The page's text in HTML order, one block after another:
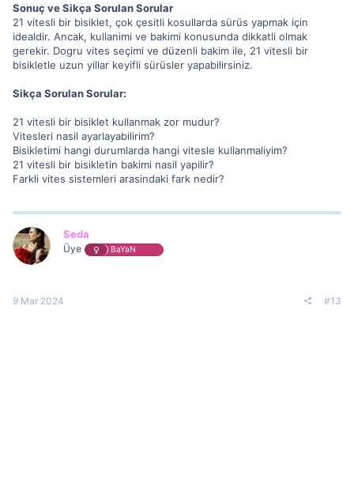
Sonuç ve Sikça Sorulan Sorular
21 vitesli bir bisiklet, çok çesitli kosullarda sürüs yapmak için
idealdir. Ancak, kullanimi ve bakimi konusunda dikkatli olmak
gerekir. Dogru vites seçimi ve düzenli bakim ile, 21 vitesli bir
bisikletle uzun yillar keyifli sürüsler yapabilirsiniz.
Sikça Sorulan Sorular:
21 vitesli bir bisiklet kullanmak zor mudur?
Vitesleri nasil ayarlayabilirim?
Bisikletimi hangi durumlarda hangi vitesle kullanmaliyim?
21 vitesli bir bisikletin bakimi nasil yapilir?
Farkli vites sistemleri arasindaki fark nedir?
Seda
Üye BaYaN
9 Mar 2024 #13